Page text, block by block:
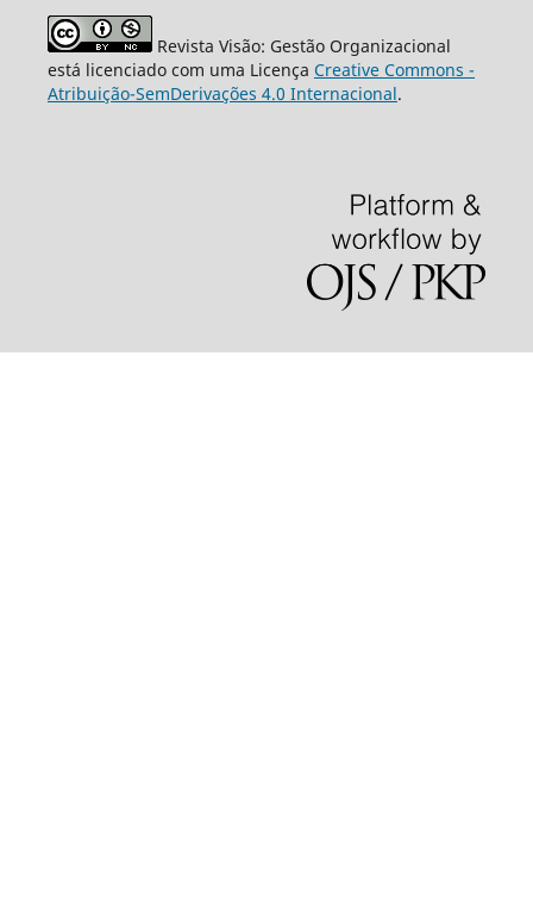
Revista Visão: Gestão Organizacional
está licenciado com uma Licença Creative Commons -
Atribuição-SemDerivações 4.0 Internacional.